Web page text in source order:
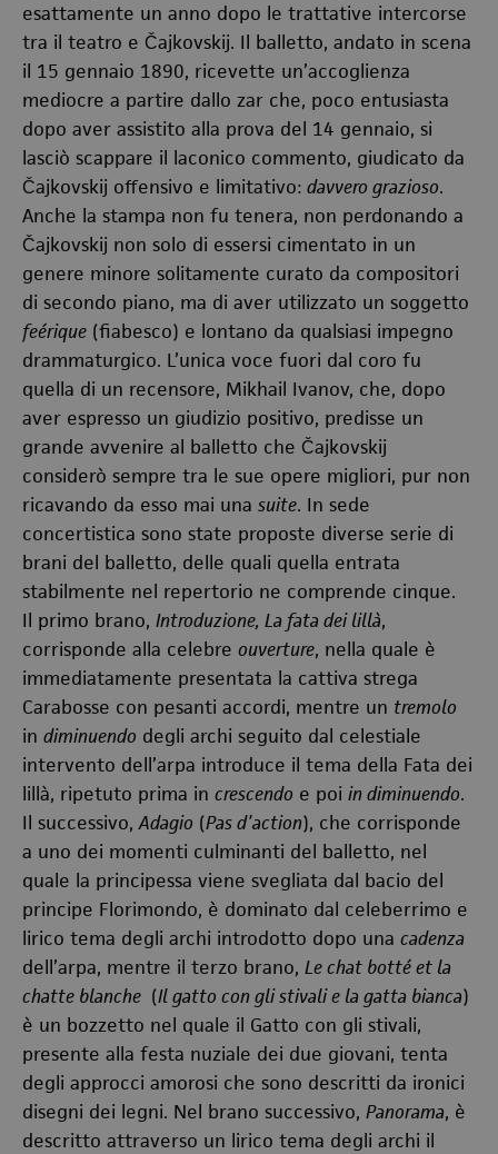
esattamente un anno dopo le trattative intercorse
tra il teatro e Čajkovskij. Il balletto, andato in scena
il 15 gennaio 1890, ricevette un’accoglienza
mediocre a partire dallo zar che, poco entusiasta
dopo aver assistito alla prova del 14 gennaio, si
lasciò scappare il laconico commento, giudicato da
Čajkovskij offensivo e limitativo: davvero grazioso.
Anche la stampa non fu tenera, non perdonando a
Čajkovskij non solo di essersi cimentato in un
genere minore solitamente curato da compositori
di secondo piano, ma di aver utilizzato un soggetto
feérique (fiabesco) e lontano da qualsiasi impegno
drammaturgico. L’unica voce fuori dal coro fu
quella di un recensore, Mikhail Ivanov, che, dopo
aver espresso un giudizio positivo, predisse un
grande avvenire al balletto che Čajkovskij
considerò sempre tra le sue opere migliori, pur non
ricavando da esso mai una suite. In sede
concertistica sono state proposte diverse serie di
brani del balletto, delle quali quella entrata
stabilmente nel repertorio ne comprende cinque.
Il primo brano, Introduzione, La fata dei lillà,
corrisponde alla celebre ouverture, nella quale è
immediatamente presentata la cattiva strega
Carabosse con pesanti accordi, mentre un tremolo
in diminuendo degli archi seguito dal celestiale
intervento dell’arpa introduce il tema della Fata dei
lillà, ripetuto prima in crescendo e poi in diminuendo.
Il successivo,Adagio (Pas d’action), che corrisponde
a uno dei momenti culminanti del balletto, nel
quale la principessa viene svegliata dal bacio del
principe Florimondo, è dominato dal celeberrimo e
lirico tema degli archi introdotto dopo una cadenza
dell’arpa, mentre il terzo brano, Le chat botté et la
chatte blanche (Il gatto con gli stivali e la gatta bianca)
è un bozzetto nel quale il Gatto con gli stivali,
presente alla festa nuziale dei due giovani, tenta
degli approcci amorosi che sono descritti da ironici
disegni dei legni. Nel brano successivo, Panorama, è
descritto attraverso un lirico tema degli archi il